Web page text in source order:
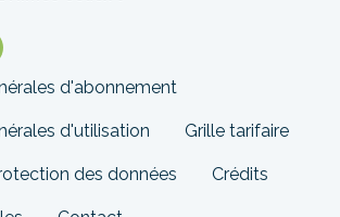
d'abonnement
d'utilisation Grille tarifaire
des données Crédits